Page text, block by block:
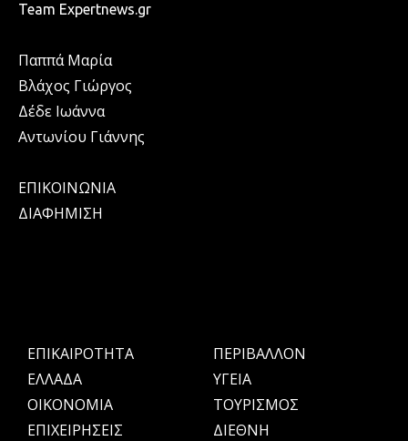
Team Expertnews.gr
Παππά Μαρία
Βλάχος Γιώργος
Δέδε Ιωάννα
Αντωνίου Γιάννης
ΕΠΙΚΟΙΝΩΝΙΑ
ΔΙΑΦΗΜΙΣΗ
ΕΠΙΚΑΙΡΟΤΗΤΑ
ΕΛΛΑΔΑ
OIKONOMIA
ΕΠΙΧΕΙΡΗΣΕΙΣ
ΠΕΡΙΒΑΛΛΟΝ
ΥΓΕΙΑ
ΤΟΥΡΙΣΜΟΣ
ΔΙΕΘΝΗ